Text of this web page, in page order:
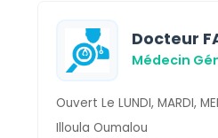
Docteur
Médecin
Ouvert Le LUNDI, MARDI,
Illoula Oumalou